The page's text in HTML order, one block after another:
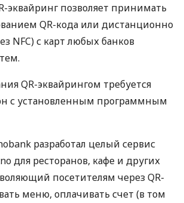
эквайринг позволяет принимать
QR-кода или дистанционно
NFC) с карт любых банков
QR-эквайрингом требуется
с установленным программным
разработал целый сервис
для ресторанов, кафе и других
посетителям через QR-
меню, оплачивать счет (в том